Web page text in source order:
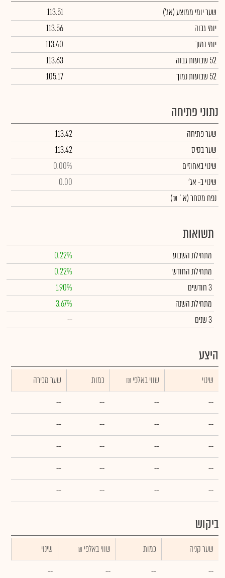
שער יומי ממוצע(אג')
113.51
יומי גבוה
113.56
יומי נמוך
113.40
52 שבועות גבוה
113.63
52 שבועות נמוך
105.17
נתוני פתיחה
שער פתיחה
113.42
שער בסיס
113.42
שינוי באחוזים
0.00%
שינויב- אג'
0.00
נפח מסחר(א` ₪)
תשואות
מתחילת השבוע
0.22%
מתחילת החודש
0.22%
3 חודשים
1.90%
מתחילת השנה
3.67%
3 שנים
--
היצע
שינוי ₪ שווי באלפי כמות
שער מכירה
--
--
--
--
--
--
--
--
--
--
--
--
--
--
--
--
--
--
--
--
ביקוש
שער קניה כמות ₪ שווי באלפי
שינוי
--
--
--
--